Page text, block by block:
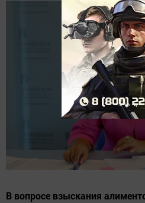
В вопросе взыскания